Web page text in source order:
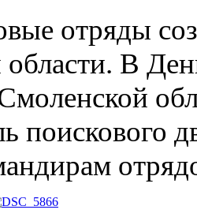
отряды
В
поискового